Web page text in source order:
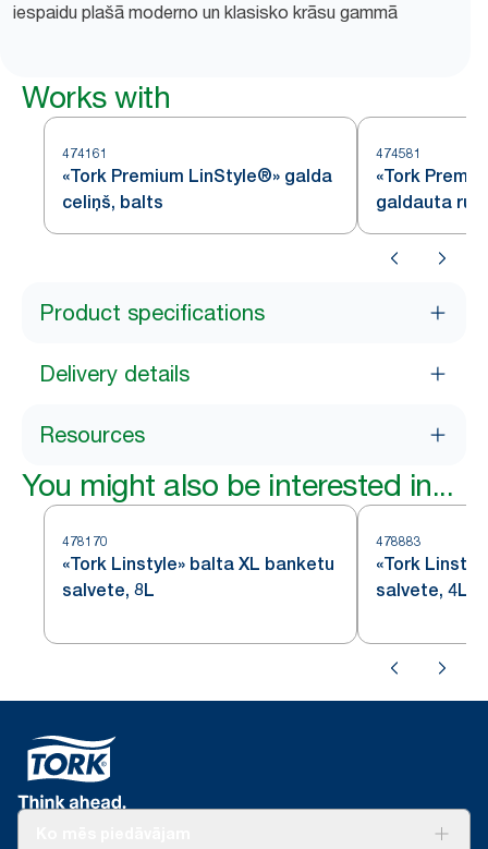
iespaidu plašā moderno un klasisko krāsu gammā
Works with
474161
«Tork Premium LinStyle®» galda
celiņš, balts
474581
«Tork
galdauta
Product specifications
Delivery details
Resources
You might also be interested in...
478170
«Tork Linstyle» balta XL banketu
salvete, 8L
478883
«Tork
salvete, 4L